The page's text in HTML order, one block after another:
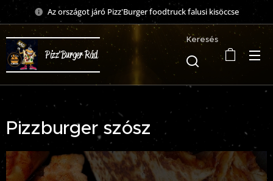
Az országot járó Pizz'Burger foodtruck falusi kisöccse
Pizz'Burger Rád
Keresés
Pizzburger szósz